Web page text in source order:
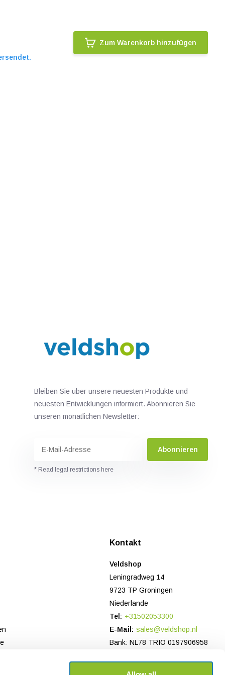
Zum Warenkorb hinzufügen
Bleiben Sie über unsere neuesten Produkte und
neuesten Entwicklungen informiert. Abonnieren Sie
unseren monatlichen Newsletter:
Abonnieren
* Read legal restrictions here
Kontakt
Veldshop
Leningradweg 14
9723 TP Groningen
Niederlande
Tel: +31502053300
E-Mail: sales@veldshop.nl
Bank: NL78 TRIO 0197906958